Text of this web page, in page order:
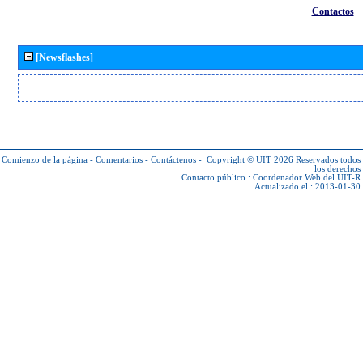
Contactos
[Newsflashes]
Comienzo de la página - Comentarios - Contáctenos - Copyright © UIT 2026 Reservados todos
los derechos
Contacto público : Coordenador Web del UIT-R
Actualizado el : 2013-01-30